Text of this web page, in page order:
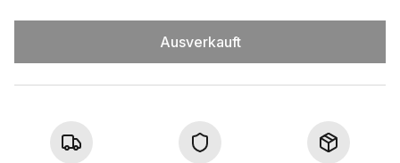
Ausverkauft